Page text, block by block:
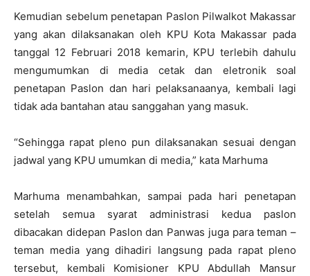
Kemudian sebelum penetapan Paslon Pilwalkot Makassar
yang akan dilaksanakan oleh KPU Kota Makassar pada
tanggal 12 Februari 2018 kemarin, KPU terlebih dahulu
mengumumkan di media cetak dan eletronik soal
penetapan Paslon dan hari pelaksanaanya, kembali lagi
tidak ada bantahan atau sanggahan yang masuk.
“Sehingga rapat pleno pun dilaksanakan sesuai dengan
jadwal yang KPU umumkan di media,” kata Marhuma
Marhuma menambahkan, sampai pada hari penetapan
setelah semua syarat administrasi kedua paslon
dibacakan didepan Paslon dan Panwas juga para teman –
teman media yang dihadiri langsung pada rapat pleno
tersebut, kembali Komisioner KPU Abdullah Mansur